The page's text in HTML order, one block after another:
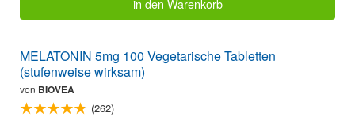
MELATONIN 5mg 100 Vegetarische Tabletten
(stufenweise wirksam)
von BIOVEA
(262)